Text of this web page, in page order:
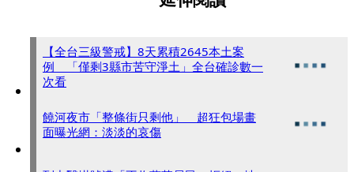
【全台三級警戒】8天累積2645本土案
例 「僅剩3縣市苦守淨土」全台確診數一
次看
饒河夜市「整條街只剩他」 超狂包場畫
面曝光網：淡淡的哀傷